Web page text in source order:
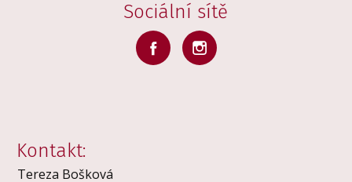
Sociální sítě
Kontakt:
Tereza Bošková